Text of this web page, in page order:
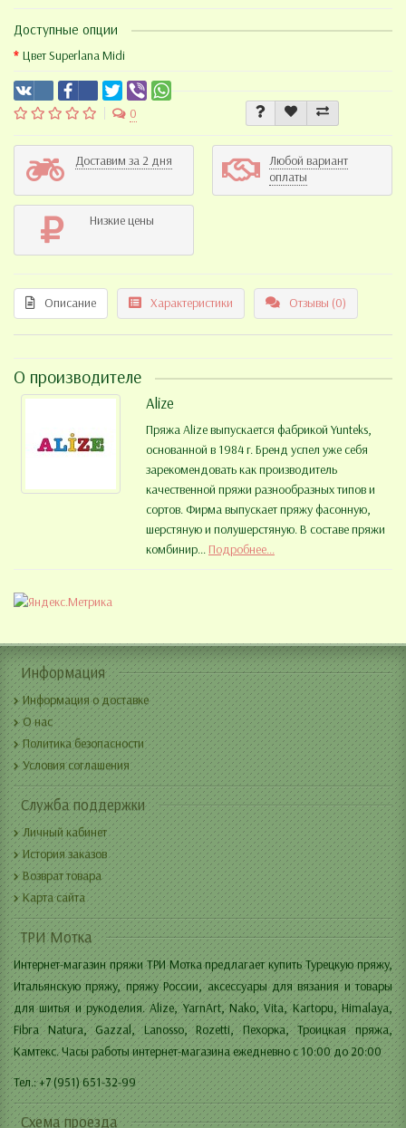
Доступные опции
Цвет Superlana Midi
0
Доставим за 2 дня
Любой вариант
оплаты
Низкие цены
Описание Характеристики Отзывы (0)
О производителе
Alize
Пряжа Alize выпускается фабрикой Yunteks,
основанной в 1984 г. Бренд успел уже себя
зарекомендовать как производитель
качественной пряжи разнообразных типов и
сортов. Фирма выпускает пряжу фасонную,
шерстяную и полушерстяную. В составе пряжи
комбинир... Подробнее...
Информация
Информация о доставке
О нас
Политика безопасности
Условия соглашения
Служба поддержки
Личный кабинет
История заказов
Возврат товара
Карта сайта
ТРИ Мотка
Интернет-магазин пряжи ТРИ Мотка предлагает купить Турецкую пряжу,
Итальянскую пряжу, пряжу России, аксессуары для вязания и товары
для шитья и рукоделия. Alize, YarnArt, Nako, Vita, Kartopu, Himalaya,
Fibra Natura, Gazzal, Lanosso, Rozetti, Пехорка, Троицкая пряжа,
Камтекс. Часы работы интернет-магазина ежедневно с 10:00 до 20:00
Тел.: +7 (951) 651-32-99
Схема проезда